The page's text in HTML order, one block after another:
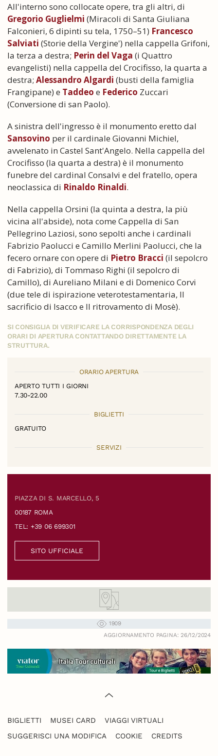
All'interno sono collocate opere, tra gli altri, di
Gregorio Guglielmi (Miracoli di Santa Giuliana
Falconieri, 6 dipinti su tela, 1750–51) Francesco
Salviati (Storie della Vergine') nella cappella Grifoni,
la terza a destra; Perin del Vaga (i Quattro
evangelisti) nella cappella del Crocifisso, la quarta a
destra; Alessandro Algardi (busti della famiglia
Frangipane) e Taddeo e Federico Zuccari
(Conversione di san Paolo).
A sinistra dell'ingresso è il monumento eretto dal
Sansovino per il cardinale Giovanni Michiel,
avvelenato in Castel Sant'Angelo. Nella cappella del
Crocifisso (la quarta a destra) è il monumento
funebre del cardinal Consalvi e del fratello, opera
neoclassica di Rinaldo Rinaldi.
Nella cappella Orsini (la quinta a destra, la più
vicina all'abside), nota come Cappella di San
Pellegrino Laziosi, sono sepolti anche i cardinali
Fabrizio Paolucci e Camillo Merlini Paolucci, che la
fecero ornare con opere di Pietro Bracci (il sepolcro
di Fabrizio), di Tommaso Righi (il sepolcro di
Camillo), di Aureliano Milani e di Domenico Corvi
(due tele di ispirazione veterotestamentaria, Il
sacrificio di Isacco e Il ritrovamento di Mosè).
SI CONSIGLIA DI VERIFICARE LA CORRISPONDENZA DEGLI
ORARI DI APERTURA CONTATTANDO DIRETTAMENTE LA
STRUTTURA.
ORARIO APERTURA
APERTO TUTTI I GIORNI
7.30-22.00
BIGLIETTI
GRATUITO
SERVIZI
PIAZZA DI S. MARCELLO, 5
00187 ROMA
TEL: +39 06 699301
SITO UFFICIALE
1909
AGGIORNAMENTO PAGINA: 26/12/2024
BIGLIETTI MUSEI CARD
VIAGGI VIRTUALI
SUGGERISCI UNA MODIFICA
COOKIE CREDITS